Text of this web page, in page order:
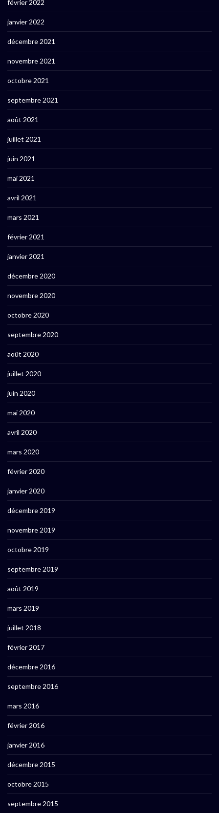
février 2022
janvier 2022
décembre 2021
novembre 2021
octobre 2021
septembre 2021
août 2021
juillet 2021
juin 2021
mai 2021
avril 2021
mars 2021
février 2021
janvier 2021
décembre 2020
novembre 2020
octobre 2020
septembre 2020
août 2020
juillet 2020
juin 2020
mai 2020
avril 2020
mars 2020
février 2020
janvier 2020
décembre 2019
novembre 2019
octobre 2019
septembre 2019
août 2019
mars 2019
juillet 2018
février 2017
décembre 2016
septembre 2016
mars 2016
février 2016
janvier 2016
décembre 2015
octobre 2015
septembre 2015